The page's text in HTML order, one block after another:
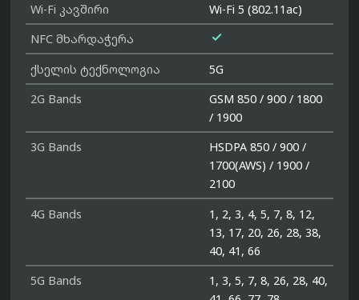
Wi-Fi კავშირი
Wi-Fi 5 (802.11ac)
NFC მხარდაჭერა

ქსელის ტექნოლოგია
5G
2G Bands
GSM 850 / 900 / 1800
/ 1900
3G Bands
HSDPA 850 / 900 /
1700(AWS) / 1900 /
2100
4G Bands
1, 2, 3, 4, 5, 7, 8, 12,
13, 17, 20, 26, 28, 38,
40, 41, 66
5G Bands
1, 3, 5, 7, 8, 26, 28, 40,